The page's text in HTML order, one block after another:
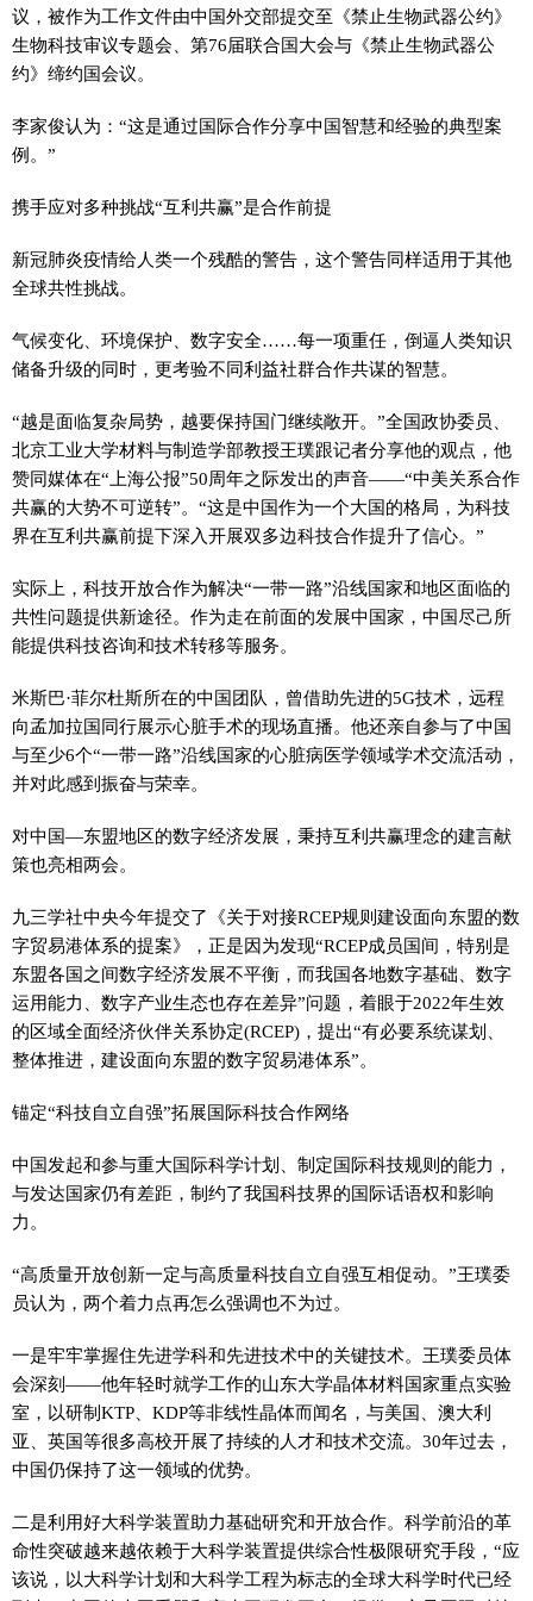
议，被作为工作文件由中国外交部提交至《禁止生物武器公约》
生物科技审议专题会、第76届联合国大会与《禁止生物武器公
约》缔约国会议。
李家俊认为：“这是通过国际合作分享中国智慧和经验的典型案
例。”
携手应对多种挑战“互利共赢”是合作前提
新冠肺炎疫情给人类一个残酷的警告，这个警告同样适用于其他
全球共性挑战。
气候变化、环境保护、数字安全……每一项重任，倒逼人类知识
储备升级的同时，更考验不同利益社群合作共谋的智慧。
“越是面临复杂局势，越要保持国门继续敞开。”全国政协委员、
北京工业大学材料与制造学部教授王璞跟记者分享他的观点，他
赞同媒体在“上海公报”50周年之际发出的声音——“中美关系合作
共赢的大势不可逆转”。“这是中国作为一个大国的格局，为科技
界在互利共赢前提下深入开展双多边科技合作提升了信心。”
实际上，科技开放合作为解决“一带一路”沿线国家和地区面临的
共性问题提供新途径。作为走在前面的发展中国家 ，中国尽己所
能提供科技咨询和技术转移等服务。
米斯巴·菲尔杜斯所在的中国团队，曾借助先进的5G技术，远程
向孟加拉国同行展示心脏手术的现场直播。他还亲自参与了中国
与至少6个“一带一路”沿线国家的心脏病医学领域学术交流活动，
并对此感到振奋与荣幸。
对中国—东盟地区的数字经济发展，秉持互利共赢理念的建言献
策也亮相两会。
九三学社中央今年提交了《关于对接RCEP规则建设面向东盟的数
字贸易港体系的提案》，正是因为发现“RCEP成员国间，特别是
东盟各国之间数字经济发展不平衡，而我国各地数字基础、数字
运用能力、数字产业生态也存在差异”问题，着眼于2022年生效
的区域全面经济伙伴关系协定(RCEP)，提出“有必要系统谋划、
整体推进，建设面向东盟的数字贸易港体系”。
锚定“科技自立自强”拓展国际科技合作网络
中国发起和参与重大国际科学计划、制定国际科技规则的能力，
与发达国家仍有差距，制约了我国科技界的国际话语权和影响
力。
“高质量开放创新一定与高质量科技自立自强互相促动。”王璞委
员认为，两个着力点再怎么强调也不为过。
一是牢牢掌握住先进学科和先进技术中的关键技术。王璞委员体
会深刻——他年轻时就学工作的山东大学晶体材料国家重点实验
室，以研制KTP、KDP等非线性晶体而闻名，与美国、澳大利
亚、英国等很多高校开展了持续的人才和技术交流。30年过去，
中国仍保持了这一领域的优势。
二是利用好大科学装置助力基础研究和开放合作。科学前沿的革
命性突破越来越依赖于大科学装置提供综合性极限研究手段，“应
该说，以大科学计划和大科学工程为标志的全球大科学时代已经